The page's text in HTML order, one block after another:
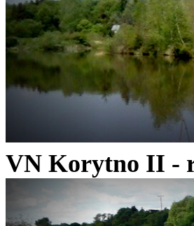
VN Korytno II -